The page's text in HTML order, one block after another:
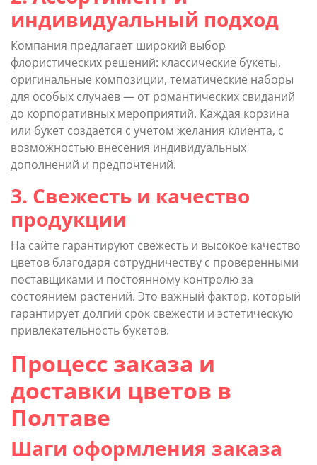
индивидуальный подход
Компания предлагает широкий выбор
флористических решений: классические букеты,
оригинальные композиции, тематические наборы
для особых случаев — от романтических свиданий
до корпоративных мероприятий. Каждая корзина
или букет создается с учетом желания клиента, с
возможностью внесения индивидуальных
дополнений и предпочтений.
3. Свежесть и качество
продукции
На сайте гарантируют свежесть и высокое качество
цветов благодаря сотрудничеству с проверенными
поставщиками и постоянному контролю за
состоянием растений. Это важный фактор, который
гарантирует долгий срок свежести и эстетическую
привлекательность букетов.
Процесс заказа и
доставки цветов в
Полтаве
Шаги оформления заказа